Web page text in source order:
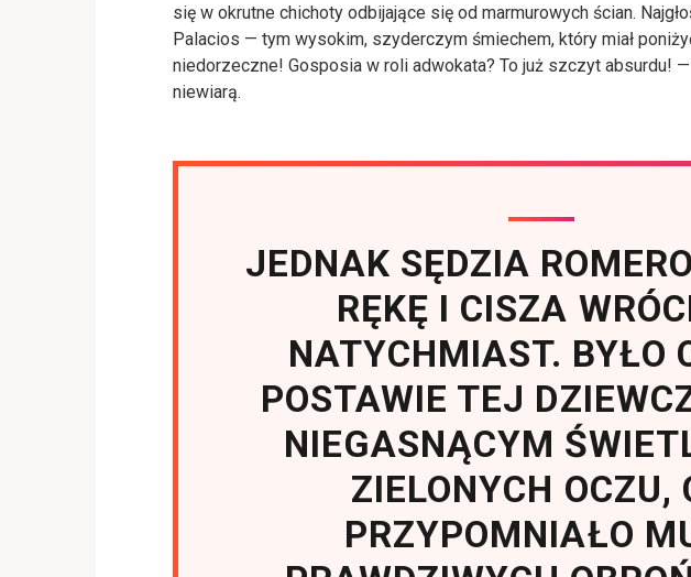
się w okrutne chichoty odbijające się od marmurowych ścian.
Palacios — tym wysokim, szyderczym śmiechem, który miał
niedorzeczne! Gosposia w roli adwokata? To już szczyt absurdu! —
niewiarą.
JEDNAK SĘDZIA
RĘKĘ I CISZA
NATYCHMIAST. BYŁO
POSTAWIE TEJ
NIEGASNĄCYM
ZIELONYCH OCZU,
PRZYPOMNIAŁO